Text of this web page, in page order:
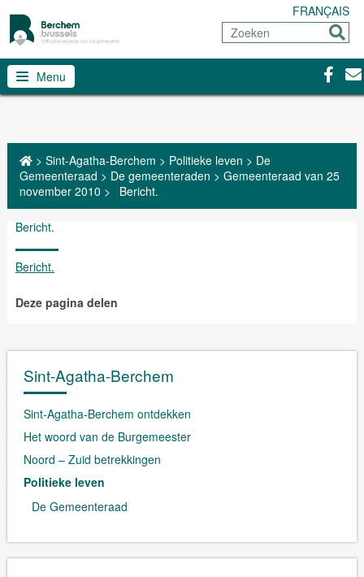
FRANÇAIS
Zoeken
Sturen
Menu
> Sint-Agatha-Berchem > Politieke leven > De
Gemeenteraad > De gemeenteraden > Gemeenteraad van 25
november 2010 > Bericht.
Bericht.
Bericht.
Deze pagina delen
Sint-Agatha-Berchem
Sint-Agatha-Berchem ontdekken
Het woord van de Burgemeester
Noord – Zuid betrekkingen
Politieke leven
De Gemeenteraad